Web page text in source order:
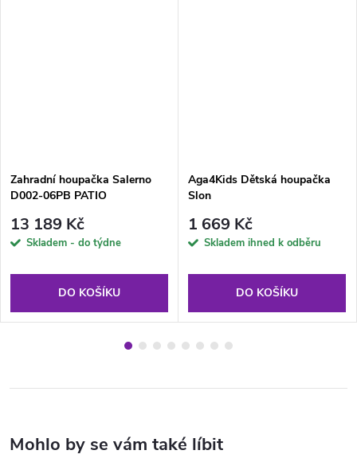
Zahradní houpačka Salerno
D002-06PB PATIO
13 189 Kč
Skladem - do týdne
DO KOŠÍKU
Aga4Kids Dětská houpačka
Slon
1 669 Kč
Skladem ihned k odběru
DO KOŠÍKU